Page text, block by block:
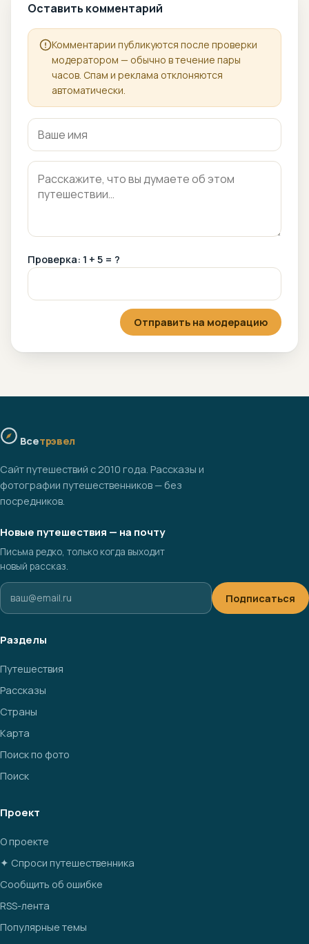
Оставить комментарий
Комментарии публикуются после проверки
модератором — обычно в течение пары
часов. Спам и реклама отклоняются
автоматически.
Проверка: 1 + 5 = ?
Отправить на модерацию
Всетрэвел
Сайт путешествий с 2010 года. Рассказы и
фотографии путешественников — без
посредников.
Новые путешествия — на почту
Письма редко, только когда выходит
новый рассказ.
Подписаться
Разделы
Путешествия
Рассказы
Страны
Карта
Поиск по фото
Поиск
Проект
О проекте
✦ Спроси путешественника
Сообщить об ошибке
RSS-лента
Популярные темы